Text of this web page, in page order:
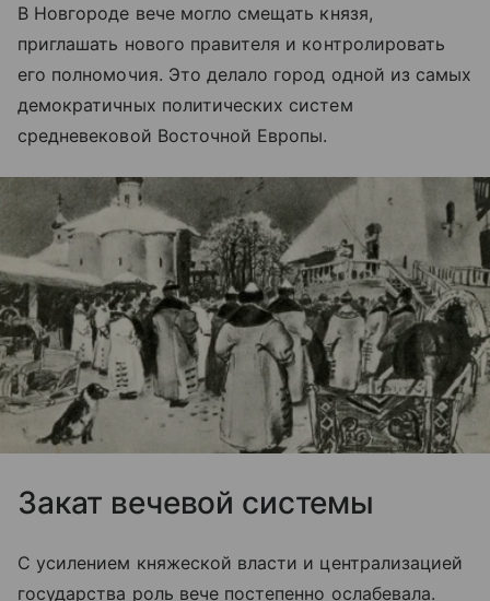
В Новгороде вече могло смещать князя,
приглашать нового правителя и контролировать
его полномочия. Это делало город одной из самых
демократичных политических систем
средневековой Восточной Европы.
Закат вечевой системы
С усилением княжеской власти и централизацией
государства роль вече постепенно ослабевала.